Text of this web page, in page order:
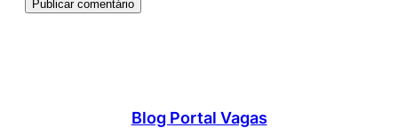
Blog Portal Vagas